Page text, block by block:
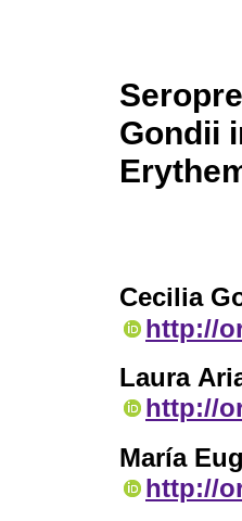
Gondii
Cecilia
http://
Laura
http://
María
http://